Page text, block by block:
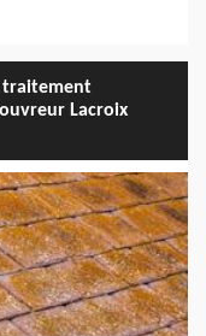
traitement
Lacroix